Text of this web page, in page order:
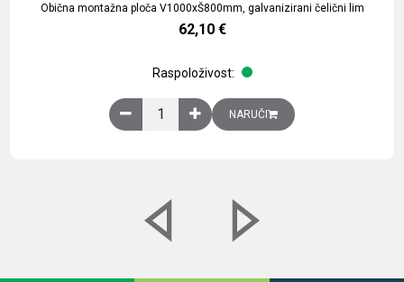
Obična montažna ploča V1000xŠ800mm, galvanizirani čelični lim
62,10 €
Raspoloživost:
Obična montažna ploča V1000xŠ800mm,
NARUČI